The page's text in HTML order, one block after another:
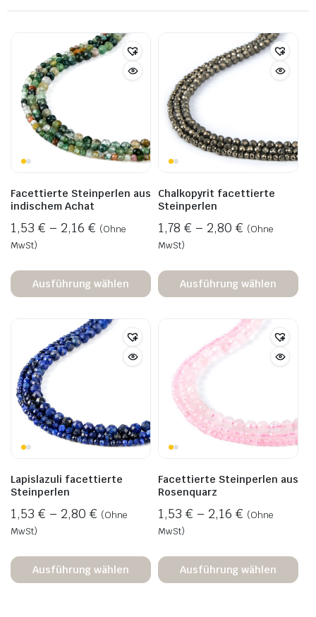
Facettierte Steinperlen aus
indischem Achat
1,53 € – 2,16 € (Ohne
MwSt)
Ausführung wählen
Chalkopyrit facettierte
Steinperlen
1,78 € – 2,80 € (Ohne
MwSt)
Ausführung wählen
Lapislazuli facettierte
Steinperlen
1,53 € – 2,80 € (Ohne
MwSt)
Ausführung wählen
Facettierte Steinperlen aus
Rosenquarz
1,53 € – 2,16 € (Ohne
MwSt)
Ausführung wählen